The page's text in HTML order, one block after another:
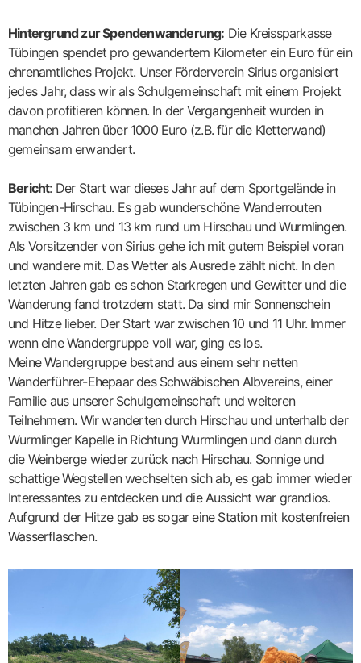
Hintergrund zur Spendenwanderung: Die Kreissparkasse
Tübingen spendet pro gewandertem Kilometer ein Euro für ein
ehrenamtliches Projekt. Unser Förderverein Sirius organisiert
jedes Jahr, dass wir als Schulgemeinschaft mit einem Projekt
davon profitieren können. In der Vergangenheit wurden in
manchen Jahren über 1000 Euro (z.B. für die Kletterwand)
gemeinsam erwandert.
Bericht: Der Start war dieses Jahr auf dem Sportgelände in
Tübingen-Hirschau. Es gab wunderschöne Wanderrouten
zwischen 3 km und 13 km rund um Hirschau und Wurmlingen.
Als Vorsitzender von Sirius gehe ich mit gutem Beispiel voran
und wandere mit. Das Wetter als Ausrede zählt nicht. In den
letzten Jahren gab es schon Starkregen und Gewitter und die
Wanderung fand trotzdem statt. Da sind mir Sonnenschein
und Hitze lieber. Der Start war zwischen 10 und 11 Uhr. Immer
wenn eine Wandergruppe voll war, ging es los.
Meine Wandergruppe bestand aus einem sehr netten
Wanderführer-Ehepaar des Schwäbischen Albvereins, einer
Familie aus unserer Schulgemeinschaft und weiteren
Teilnehmern. Wir wanderten durch Hirschau und unterhalb der
Wurmlinger Kapelle in Richtung Wurmlingen und dann durch
die Weinberge wieder zurück nach Hirschau. Sonnige und
schattige Wegstellen wechselten sich ab, es gab immer wieder
Interessantes zu entdecken und die Aussicht war grandios.
Aufgrund der Hitze gab es sogar eine Station mit kostenfreien
Wasserflaschen.